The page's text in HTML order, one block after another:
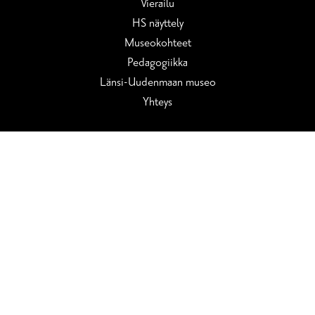
Vierailu
HS näyttely
Museokohteet
Pedagogiikka
Länsi-Uudenmaan museo
Yhteys